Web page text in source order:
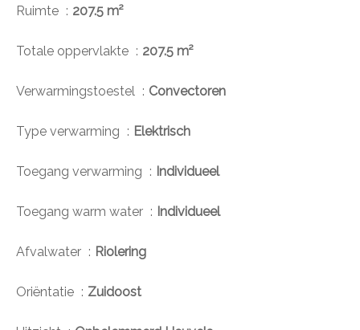
Ruimte 207.5 m²
Totale oppervlakte 207.5 m²
Verwarmingstoestel Convectoren
Type verwarming Elektrisch
Toegang verwarming Individueel
Toegang warm water Individueel
Afvalwater Riolering
Oriëntatie Zuidoost